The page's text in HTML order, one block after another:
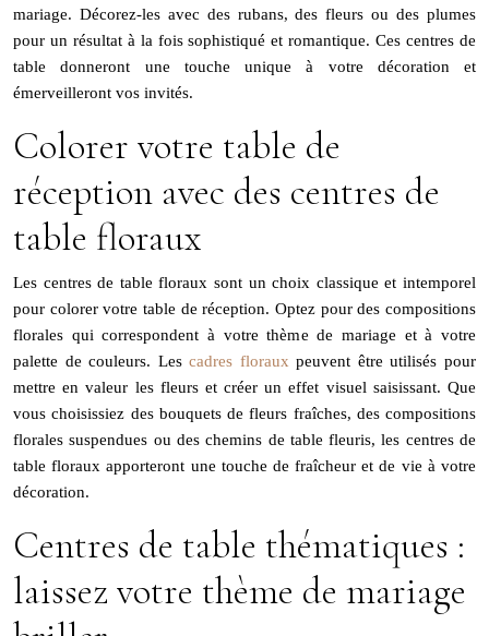
mariage. Décorez-les avec des rubans, des fleurs ou des plumes
pour un résultat à la fois sophistiqué et romantique. Ces centres de
table donneront une touche unique à votre décoration et
émerveilleront vos invités.
Colorer votre table de
réception avec des centres de
table floraux
Les centres de table floraux sont un choix classique et intemporel
pour colorer votre table de réception. Optez pour des compositions
florales qui correspondent à votre thème de mariage et à votre
palette de couleurs. Lescadres floraux peuvent être utilisés pour
mettre en valeur les fleurs et créer un effet visuel saisissant. Que
vous choisissiez des bouquets de fleurs fraîches, des compositions
florales suspendues ou des chemins de table fleuris, les centres de
table floraux apporteront une touche de fraîcheur et de vie à votre
décoration.
Centres de table thématiques :
laissez votre thème de mariage